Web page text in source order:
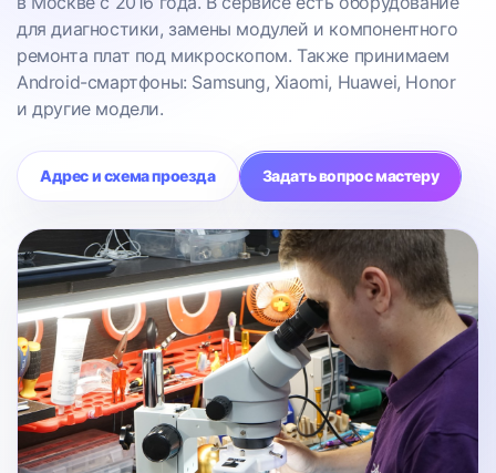
для диагностики, замены модулей и компонентного
ремонта плат под микроскопом. Также принимаем
Android-смартфоны: Samsung, Xiaomi, Huawei, Honor
и другие модели.
Адрес и схема проезда Задать вопрос мастеру